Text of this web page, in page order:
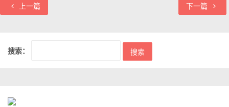
上一篇 下一篇
搜索：